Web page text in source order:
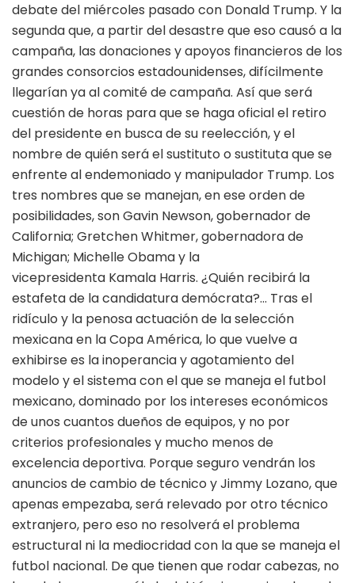
debate del miércoles pasado con Donald Trump. Y la
segunda que, a partir del desastre que eso causó a la
campaña, las donaciones y apoyos financieros de los
grandes consorcios estadounidenses, difícilmente
llegarían ya al comité de campaña. Así que será
cuestión de horas para que se haga oficial el retiro
del presidente en busca de su reelección, y el
nombre de quién será el sustituto o sustituta que se
enfrente al endemoniado y manipulador Trump. Los
tres nombres que se manejan, en ese orden de
posibilidades, son Gavin Newson, gobernador de
California; Gretchen Whitmer, gobernadora de
Michigan; Michelle Obama y la
vicepresidenta Kamala Harris. ¿Quién recibirá la
estafeta de la candidatura demócrata?… Tras el
ridículo y la penosa actuación de la selección
mexicana en la Copa América, lo que vuelve a
exhibirse es la inoperancia y agotamiento del
modelo y el sistema con el que se maneja el futbol
mexicano, dominado por los intereses económicos
de unos cuantos dueños de equipos, y no por
criterios profesionales y mucho menos de
excelencia deportiva. Porque seguro vendrán los
anuncios de cambio de técnico y Jimmy Lozano, que
apenas empezaba, será relevado por otro técnico
extranjero, pero eso no resolverá el problema
estructural ni la mediocridad con la que se maneja el
futbol nacional. De que tienen que rodar cabezas, no